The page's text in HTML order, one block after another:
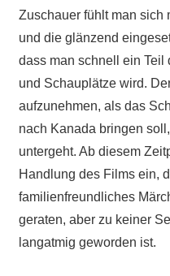
Zuschauer fühlt man sich
und die glänzend
dass man schnell ein
und Schauplätze wird.
aufzunehmen, als das
nach Kanada bringen
untergeht. Ab diesem
Handlung des Films ein,
familienfreundliches
geraten, aber zu keiner
langatmig geworden ist.